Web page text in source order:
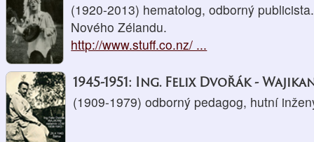
(1920-2013) hematolog, odborný
Nového Zélandu.
http://www.stuff.co.nz/ ...
1945-1951: Ing. Felix Dvořák -
(1909-1979) odborný pedagog, hutní